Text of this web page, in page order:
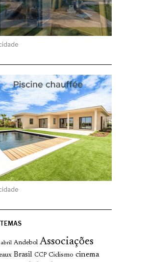
Andebol Associações
Brasil CCP Ciclismo cinema